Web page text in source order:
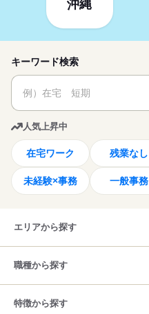
沖縄
キーワード検索
人気上昇中
在宅ワーク 残業なし
未経験×事務 一般事務
エリアから探す
職種から探す
特徴から探す